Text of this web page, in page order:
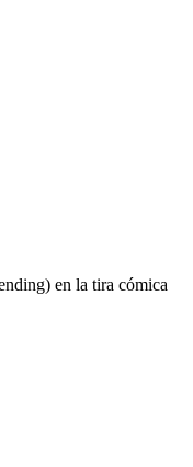
en la tira cómica